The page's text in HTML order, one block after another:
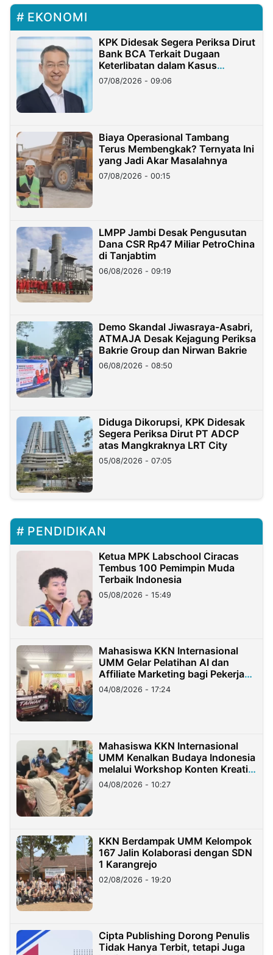
EKONOMI
KPK Didesak Segera Periksa Dirut
Bank BCA Terkait Dugaan
Keterlibatan dalam Kasus
Hilangnya Dana Nasabah Rp2,58
Miliar
07/08/2026 - 09:06
Biaya Operasional Tambang
Terus Membengkak? Ternyata Ini
yang Jadi Akar Masalahnya
07/08/2026 - 00:15
LMPP Jambi Desak Pengusutan
Dana CSR Rp47 Miliar PetroChina
di Tanjabtim
06/08/2026 - 09:19
Demo Skandal Jiwasraya-Asabri,
ATMAJA Desak Kejagung Periksa
Bakrie Group dan Nirwan Bakrie
06/08/2026 - 08:50
Diduga Dikorupsi, KPK Didesak
Segera Periksa Dirut PT ADCP
atas Mangkraknya LRT City
05/08/2026 - 07:05
PENDIDIKAN
Ketua MPK Labschool Ciracas
Tembus 100 Pemimpin Muda
Terbaik Indonesia
05/08/2026 - 15:49
Mahasiswa KKN Internasional
UMM Gelar Pelatihan AI dan
Affiliate Marketing bagi Pekerja
Migran Indonesia di Taiwan
04/08/2026 - 17:24
Mahasiswa KKN Internasional
UMM Kenalkan Budaya Indonesia
melalui Workshop Konten Kreatif
di Taiwan
04/08/2026 - 10:27
KKN Berdampak UMM Kelompok
167 Jalin Kolaborasi dengan SDN
1 Karangrejo
02/08/2026 - 19:20
Cipta Publishing Dorong Penulis
Tidak Hanya Terbit, tetapi Juga